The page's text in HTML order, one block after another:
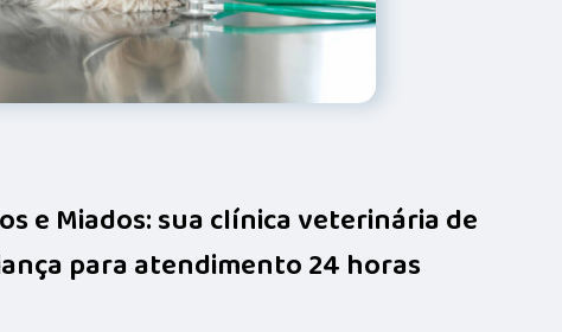
e Miados: sua clínica veterinária de
para atendimento 24 horas